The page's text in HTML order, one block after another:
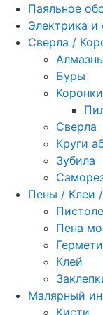
Паяльное
Электрика и
Сверла /
Буры
Сверла
Круги
Зубила
Пены / Клеи
Пена
Клей
Малярный
Кисти